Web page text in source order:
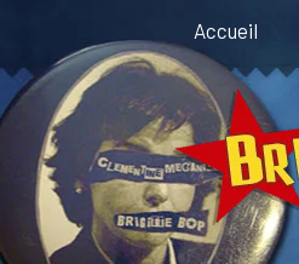
contenu
Accueil